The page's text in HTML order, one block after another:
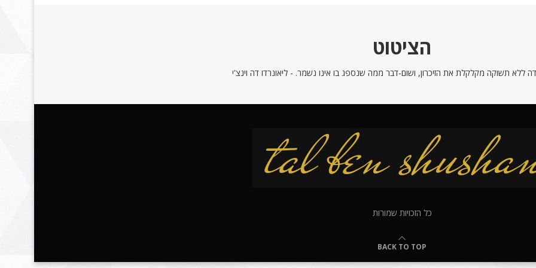
הציטוט
ללא תשוקה מקלקלת את הזיכרון, ושום-דבר ממה שנספג בו אינו נשמר. - ליאונרדו דה וינצ'י
כל הזכויות שמורות
BACK TO TOP